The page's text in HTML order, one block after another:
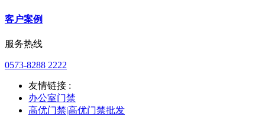
客户案例
服务热线
0573-8288 2222
友情链接 :
办公室门禁
高优门禁|高优门禁批发